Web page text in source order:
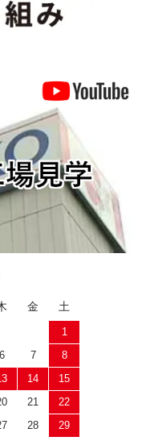
金 土
1
6 7
8
14
15
21
22
28
29